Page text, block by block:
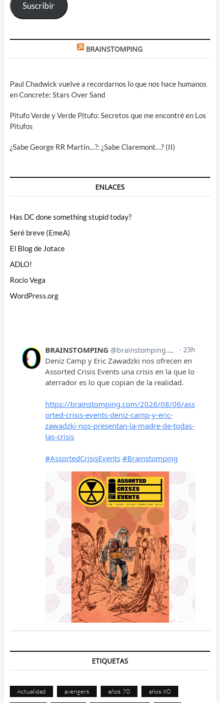
Suscribir
BRAINSTOMPING
Paul Chadwick vuelve a recordarnos lo que nos hace humanos
en Concrete: Stars Over Sand
Pitufo Verde y Verde Pitufo: Secretos que me encontré en Los
Pitufos
¿Sabe George RR Martin…?: ¿Sabe Claremont…? (II)
ENLACES
Has DC done something stupid today?
Seré breve (EmeA)
El Blog de Jotace
ADLO!
Rocío Vega
WordPress.org
ETIQUETAS
Actualidad avengers años 70 años 80